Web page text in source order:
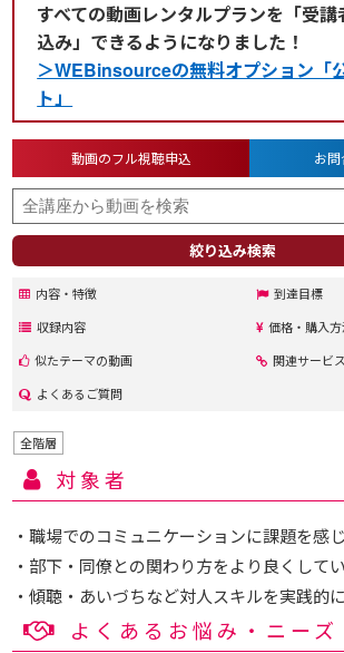
すべての動画レンタルプランを「受
込み」できるようになりました！
＞WEBinsourceの無料オプション「
ト」
絞り込み検索
動画のフル視聴申込 お
内容・特徴
到達目標
収録内容
価格・購入方
似たテーマの動画
関連サービス
よくあるご質問
全階層
対象者
・職場でのコミュニケーションに課題を感
・部下・同僚との関わり方をより良くして
・傾聴・あいづちなど対人スキルを実践的
よくあるお悩み・ニーズ